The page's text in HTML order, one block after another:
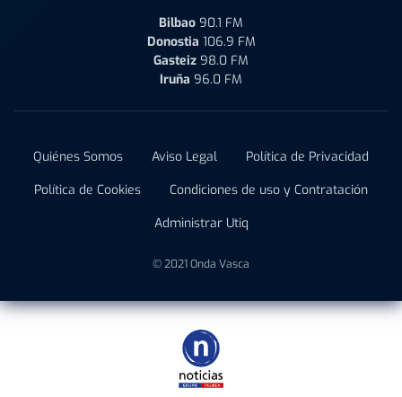
Bilbao 90.1 FM
Donostia 106.9 FM
Gasteiz 98.0 FM
Iruña 96.0 FM
Quiénes Somos Aviso Legal
Política de Privacidad
Política de Cookies
Condiciones de uso y Contratación
Administrar Utiq
© 2021 Onda Vasca